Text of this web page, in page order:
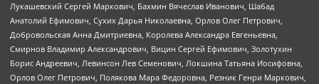
Лукашевский Сергей Маркович, Бахмин Вячеслав Иванович, Шабад
Анатолий Ефимович, Сухих Дарья Николаевна, Орлов Олег Петрович,
Добровольская Анна Дмитриевна, Королева Александра Евгеньевна,
Смирнов Владимир Александрович, Вицин Сергей Ефимович, Золотухин
Борис Андреевич, Левинсон Лев Семенович, Локшина Татьяна Иосифовна,
Орлов Олег Петрович, Полякова Мара Федоровна, Резник Генри Маркович,